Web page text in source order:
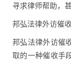
寻求律师帮助，
邦弘法律外访催
邦弘法律外访催
取的一种催收手